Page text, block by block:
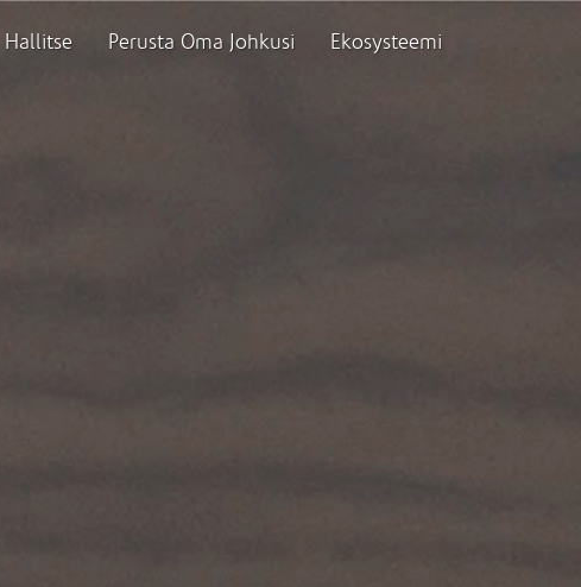
Hallitse Perusta Oma Johkusi Ekosysteemi